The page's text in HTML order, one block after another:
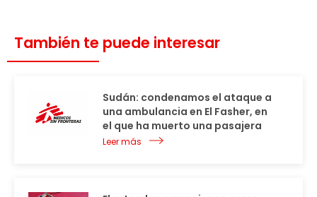
También te puede interesar
Sudán: condenamos el ataque a
una ambulancia en El Fasher, en
el que ha muerto una pasajera
Leer más